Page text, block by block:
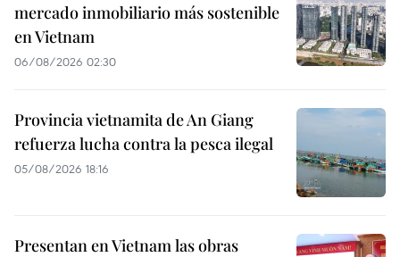
mercado inmobiliario más sostenible
en Vietnam
06/08/2026 02:30
Provincia vietnamita de An Giang
refuerza lucha contra la pesca ilegal
05/08/2026 18:16
Presentan en Vietnam las obras